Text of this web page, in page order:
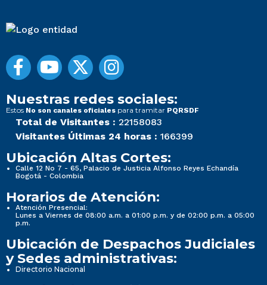
Nuestras redes sociales:
Estos No son canales oficiales para tramitar PQRSDF
Total de Visitantes : 22158083
Visitantes Últimas 24 horas : 166399
Ubicación Altas Cortes:
Calle 12 No 7 - 65, Palacio de Justicia Alfonso Reyes Echandía
Bogotá - Colombia
Horarios de Atención:
Atención Presencial:
Lunes a Viernes de 08:00 a.m. a 01:00 p.m. y de 02:00 p.m. a 05:00
p.m.
Ubicación de Despachos Judiciales
y Sedes administrativas:
Directorio Nacional